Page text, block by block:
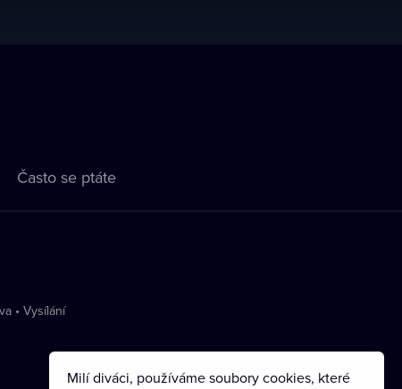
Často se ptáte
• Vysílání
Milí diváci, používáme soubory cookies, které